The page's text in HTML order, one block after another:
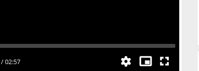
/02:57